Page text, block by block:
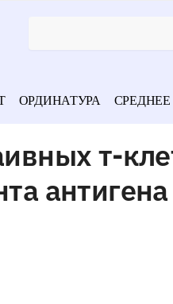
ОРДИНАТУРА СРЕДНЕЕ
т-